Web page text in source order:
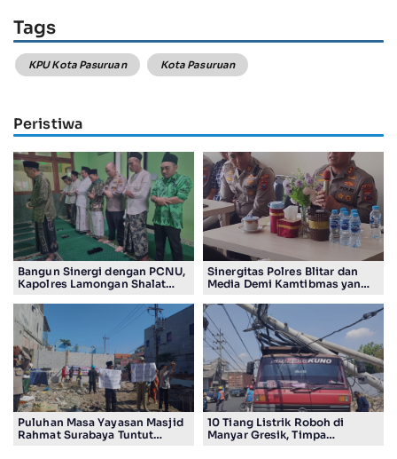
Tags
KPU Kota Pasuruan Kota Pasuruan
Peristiwa
Bangun Sinergi dengan PCNU,
Kapolres Lamongan Shalat
Pengurus
Sinergitas Polres Blitar dan
Media Demi Kamtibmas yang
Puluhan Masa Yayasan Masjid
Rahmat Surabaya Tuntut
10 Tiang Listrik Roboh di
Manyar Gresik, Timpa